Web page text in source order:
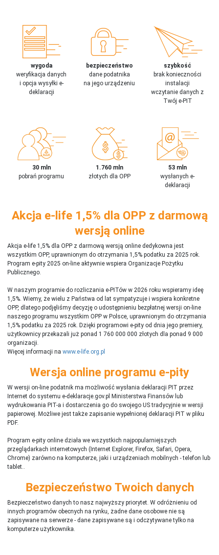
wygoda
weryfikacja danych
i opcja wysyłki e-
deklaracji
bezpieczeństwo
dane podatnika
na jego urządzeniu
szybkość
brak konieczności
instalacji
wczytanie danych z
Twój e-PIT
30 mln
pobrań programu
1.760 mln
złotych dla OPP
53 mln
wysłanych e-
deklaracji
Akcja e-life 1,5% dla OPP z darmową
wersją online
Akcja e-life 1,5% dla OPP z darmową wersją online dedykowna jest
wszystkim OPP, uprawnionym do otrzymania 1,5% podatku za 2025 rok.
Program e-pity 2025 on-line aktywnie wspiera Organizacje Pożytku
Publicznego.
W naszym programie do rozliczania e-PITów w 2026 roku wspieramy ideę
1,5%. Wiemy, że wielu z Państwa od lat sympatyzuje i wspiera konkretne
OPP, dlatego podjęliśmy decyzję o udostępnieniu bezpłatnej wersji on-line
naszego programu wszystkim OPP w Polsce, uprawnionym do otrzymania
1,5% podatku za 2025 rok. Dzięki programowi e-pity od dnia jego premiery,
użytkownicy przekazali już ponad 1 760 000 000 złotych dla ponad 9 000
organizacji.
Więcej informacji na www.e-life.org.pl
Wersja online programu e-pity
W wersji on-line podatnik ma możliwość wysłania deklaracji PIT przez
Internet do systemu e-deklaracje.gov.pl Ministerstwa Finansów lub
wydrukowania PIT-a i dostarczenia go do swojego US tradycyjnie w wersji
papierowej. Możliwe jest także zapisanie wypełnionej deklaracji PIT w pliku
PDF.
Program e-pity online działa we wszystkich najpopularniejszych
przeglądarkach internetowych (Internet Explorer, Firefox, Safari, Opera,
Chrome) zarówno na komputerze, jaki i urządzeniach mobilnych - telefon lub
tablet..
Bezpieczeństwo Twoich danych
Bezpieczeństwo danych to nasz najwyższy priorytet. W odróżnieniu od
innych programów obecnych na rynku, żadne dane osobowe nie są
zapisywane na serwerze - dane zapisywane są i odczytywane tylko na
komputerze użytkownika.